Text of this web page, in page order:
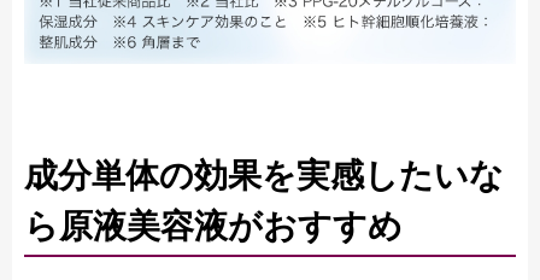
成分単体の効果を実感したいな
ら原液美容液がおすすめ